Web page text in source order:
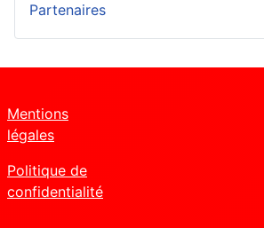
Partenaires
Mentions
légales
Politique de
confidentialité